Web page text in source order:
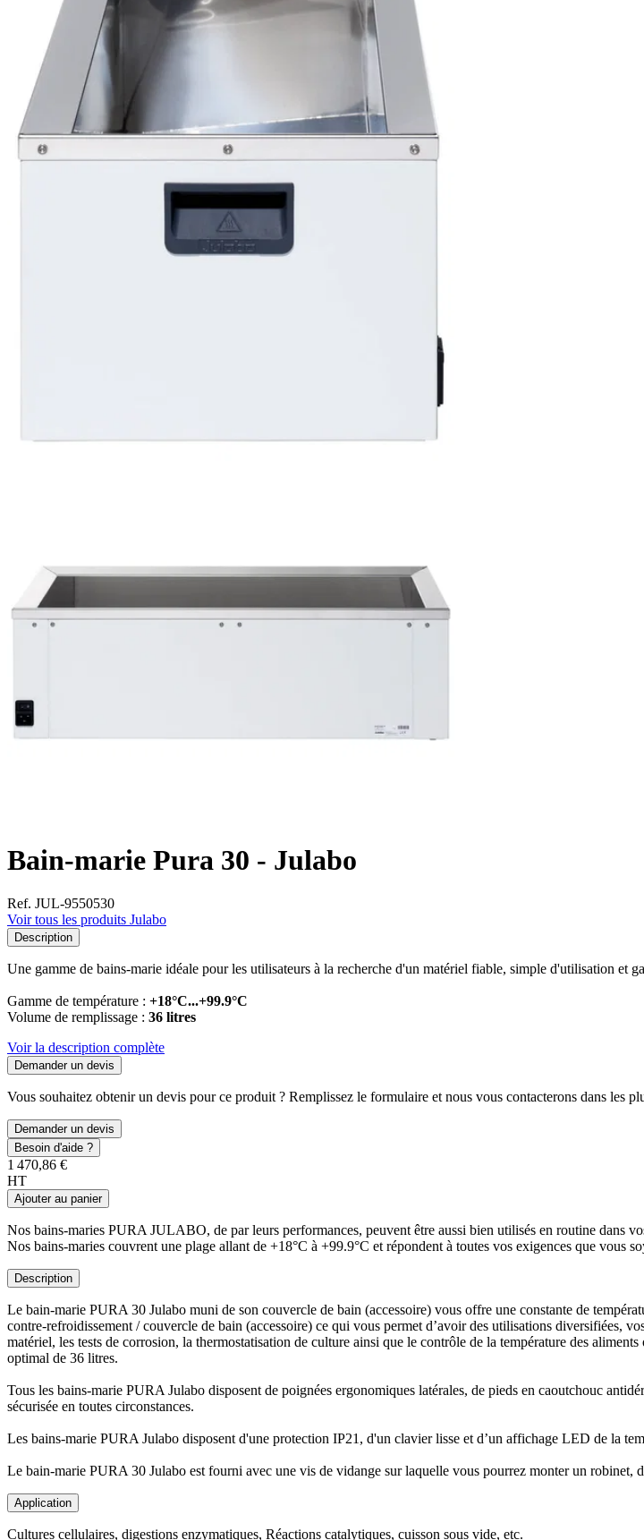
Bain-marie Pura 30 - Julabo
Ref. JUL-9550530
Voir tous les produits Julabo
Description
Une gamme de bains-marie idéale pour les utilisateurs à la recherche d'un matériel fiable, simple d'utilisation et
Gamme de température : +18°C...+99.9°C
Volume de remplissage : 36 litres
Voir la description complète
Demander un devis
Vous souhaitez obtenir un devis pour ce produit ? Remplissez le formulaire et nous vous contacterons dans les
Demander un devis
Besoin d'aide ?
1 470,86 €
HT
Ajouter au panier
Nos bains-maries PURA JULABO, de par leurs performances, peuvent être aussi bien utilisés en routine dans
Nos bains-maries couvrent une plage allant de +18°C à +99.9°C et répondent à toutes vos exigences que vous
Description
Le bain-marie PURA 30 Julabo muni de son couvercle de bain (accessoire) vous offre une constante de
contre-refroidissement / couvercle de bain (accessoire) ce qui vous permet d’avoir des utilisations diversifiées,
matériel, les tests de corrosion, la thermostatisation de culture ainsi que le contrôle de la température des
optimal de 36 litres.
Tous les bains-marie PURA Julabo disposent de poignées ergonomiques latérales, de pieds en caoutchouc
sécurisée en toutes circonstances.
Les bains-marie PURA Julabo disposent d'une protection IP21, d'un clavier lisse et d’un affichage LED de la
Le bain-marie PURA 30 Julabo est fourni avec une vis de vidange sur laquelle vous pourrez monter un robinet,
Application
Cultures cellulaires, digestions enzymatiques, Réactions catalytiques, cuisson sous vide, etc.